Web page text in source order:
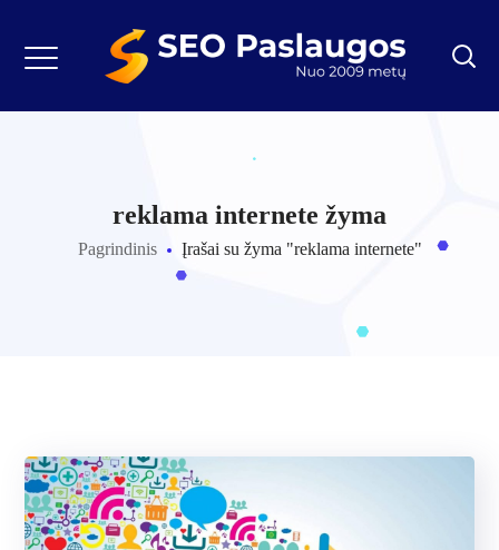
reklama internete žyma
Pagrindinis Įrašai su žyma "reklama internete"